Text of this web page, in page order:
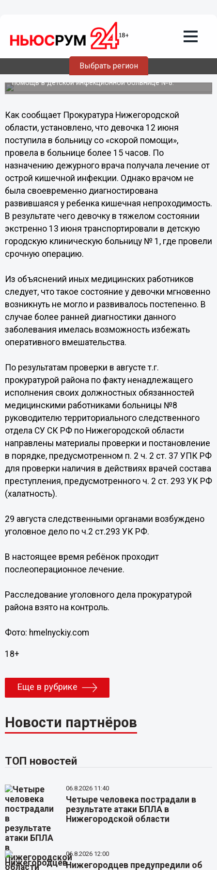
Выбрать регион
неоказания квалифицированной
медицинской помощи годовалой
девочке в Нижнем Новгороде
Прокуратурой Ленинского района проведена проверка
по обращению местной жительницы, годовалой дочери
которой не была оказана надлежащая медицинская
помощь в детской инфекционной больнице №8.
Как сообщает Прокуратура Нижегородской
области, установлено, что девочка 12 июня
поступила в больницу со «скорой помощи»,
провела в больнице более 15 часов. По
назначению дежурного врача получала лечение от
острой кишечной инфекции. Однако врачом не
была своевременно диагностирована
развившаяся у ребенка кишечная непроходимость.
В результате чего девочку в тяжелом состоянии
экстренно 13 июня транспортировали в детскую
городскую клиническую больницу № 1, где провели
срочную операцию.
Из объяснений иных медицинских работников
следует, что такое состояние у девочки мгновенно
возникнуть не могло и развивалось постепенно. В
случае более ранней диагностики данного
заболевания имелась возможность избежать
оперативного вмешательства.
По результатам проверки в августе т.г.
прокуратурой района по факту ненадлежащего
исполнения своих должностных обязанностей
медицинскими работниками больницы №8
руководителю территориального следственного
отдела СУ СК РФ по Нижегородской области
направлены материалы проверки и постановление
в порядке, предусмотренном п. 2 ч. 2 ст. 37 УПК РФ
для проверки наличия в действиях врачей состава
преступления, предусмотренного ч. 2 ст. 293 УК РФ
(халатность).
29 августа следственными органами возбуждено
уголовное дело по ч.2 ст.293 УК РФ.
В настоящее время ребёнок проходит
послеоперационное лечение.
Расследование уголовного дела прокуратурой
района взято на контроль.
Фото: hmelnyckiy.com
18+
Еще в рубрике
Новости партнёров
ТОП новостей
06.8.2026 11:40
Четыре человека пострадали в
результате атаки БПЛА в
Нижегородской области
06.8.2026 12:00
Нижегородцев предупредили об